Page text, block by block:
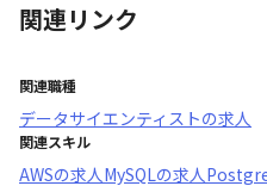
関連リンク
関連職種
データサイエンティストの求人
関連スキル
AWSの求人MySQLの求人